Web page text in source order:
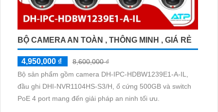
BỘ CAMERA AN TOÀN , THÔNG MINH , GIÁ RẺ
4,950,000 ₫
8,600,000 ₫
Bộ sản phẩm gồm camera DH-IPC-HDBW1239E1-A-IL,
đầu ghi DHI-NVR1104HS-S3/H, ổ cứng 500GB và switch
PoE 4 port mang đến giải pháp an ninh tối ưu.